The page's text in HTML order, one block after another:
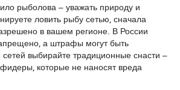
рыболова – уважать природу и
ловить рыбу сетью, сначала
в вашем регионе. В России
а штрафы могут быть
выбирайте традиционные снасти –
которые не наносят вреда